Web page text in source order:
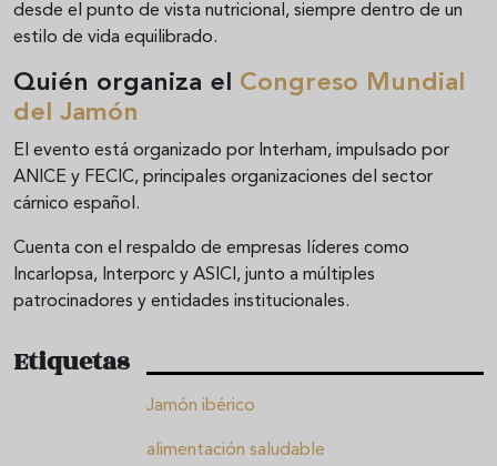
desde el punto de vista nutricional, siempre dentro de un
estilo de vida equilibrado.
Quién organiza el Congreso Mundial
del Jamón
El evento está organizado por Interham, impulsado por
ANICE y FECIC, principales organizaciones del sector
cárnico español.
Cuenta con el respaldo de empresas líderes como
Incarlopsa, Interporc y ASICI, junto a múltiples
patrocinadores y entidades institucionales.
Etiquetas
Jamón ibérico
alimentación saludable